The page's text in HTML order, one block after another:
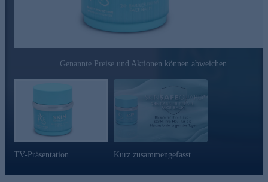
Genannte Preise und Aktionen können abweichen
TV-Präsentation Kurz zusammengefasst